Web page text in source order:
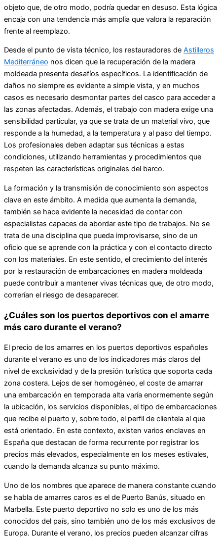
objeto que, de otro modo, podría quedar en desuso. Esta lógica
encaja con una tendencia más amplia que valora la reparación
frente al reemplazo.
Desde el punto de vista técnico, los restauradores de Astilleros
Mediterráneo nos dicen que la recuperación de la madera
moldeada presenta desafíos específicos. La identificación de
daños no siempre es evidente a simple vista, y en muchos
casos es necesario desmontar partes del casco para acceder a
las zonas afectadas. Además, el trabajo con madera exige una
sensibilidad particular, ya que se trata de un material vivo, que
responde a la humedad, a la temperatura y al paso del tiempo.
Los profesionales deben adaptar sus técnicas a estas
condiciones, utilizando herramientas y procedimientos que
respeten las características originales del barco.
La formación y la transmisión de conocimiento son aspectos
clave en este ámbito. A medida que aumenta la demanda,
también se hace evidente la necesidad de contar con
especialistas capaces de abordar este tipo de trabajos. No se
trata de una disciplina que pueda improvisarse, sino de un
oficio que se aprende con la práctica y con el contacto directo
con los materiales. En este sentido, el crecimiento del interés
por la restauración de embarcaciones en madera moldeada
puede contribuir a mantener vivas técnicas que, de otro modo,
correrían el riesgo de desaparecer.
¿Cuáles son los puertos deportivos con el amarre
más caro durante el verano?
El precio de los amarres en los puertos deportivos españoles
durante el verano es uno de los indicadores más claros del
nivel de exclusividad y de la presión turística que soporta cada
zona costera. Lejos de ser homogéneo, el coste de amarrar
una embarcación en temporada alta varía enormemente según
la ubicación, los servicios disponibles, el tipo de embarcaciones
que recibe el puerto y, sobre todo, el perfil de clientela al que
está orientado. En este contexto, existen varios enclaves en
España que destacan de forma recurrente por registrar los
precios más elevados, especialmente en los meses estivales,
cuando la demanda alcanza su punto máximo.
Uno de los nombres que aparece de manera constante cuando
se habla de amarres caros es el de Puerto Banús, situado en
Marbella. Este puerto deportivo no solo es uno de los más
conocidos del país, sino también uno de los más exclusivos de
Europa. Durante el verano, los precios pueden alcanzar cifras